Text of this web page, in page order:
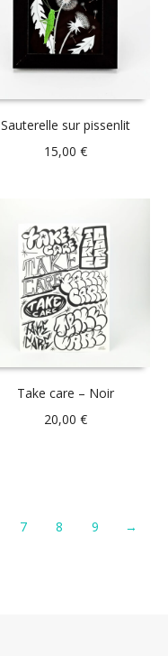
Sauterelle sur pissenlit
15,00€
Take care – Noir
20,00€
7 8 9 →